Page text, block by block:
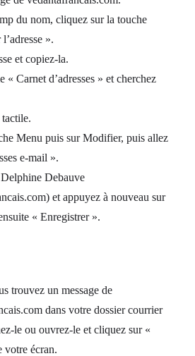
du nom, cliquez sur la touche
».
et copiez-la.
« Carnet d’adresses » et cherchez
Menu puis sur Modifier, puis allez
e-mail ».
Debauve
et appuyez à nouveau sur
« Enregistrer ».
trouvez un message de
dans votre dossier courrier
le ou ouvrez-le et cliquez sur «
votre écran.